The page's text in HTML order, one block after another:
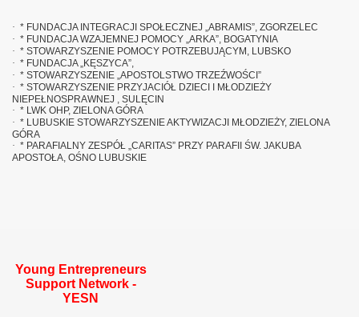
· * FUNDACJA INTEGRACJI SPOŁECZNEJ „ABRAMIS”, ZGORZELEC
· * FUNDACJA WZAJEMNEJ POMOCY „ARKA”, BOGATYNIA
· * STOWARZYSZENIE POMOCY POTRZEBUJĄCYM, LUBSKO
· * FUNDACJA „KĘSZYCA”,
· * STOWARZYSZENIE „APOSTOLSTWO TRZEŹWOŚCI”
· * STOWARZYSZENIE PRZYJACIÓŁ DZIECI I MŁODZIEŻY
NIEPEŁNOSPRAWNEJ , SULĘCIN
· * LWK OHP, ZIELONA GÓRA
· * LUBUSKIE STOWARZYSZENIE AKTYWIZACJI MŁODZIEŻY, ZIELONA
GÓRA
· * PARAFIALNY ZESPÓŁ „CARITAS” PRZY PARAFII ŚW. JAKUBA
APOSTOŁA, OŚNO LUBUSKIE
Young Entrepreneurs
Support Network -
YESN
dla samozatrudnienia"